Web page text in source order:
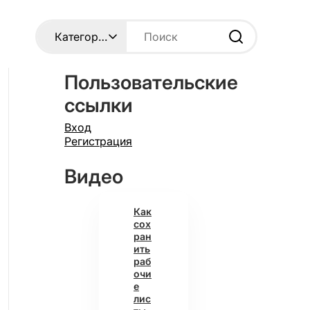
Пользовательские
ссылки
Вход
Регистрация
Видео
Как
сох
ран
ить
раб
очи
е
лис